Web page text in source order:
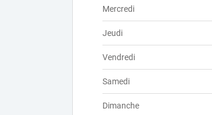
Mercredi
Jeudi
Vendredi
Samedi
Dimanche